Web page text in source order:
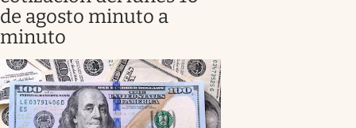
de agosto minuto a
minuto